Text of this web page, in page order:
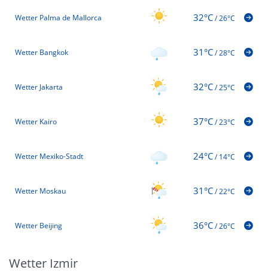
Wetter Palma de Mallorca 32°C/26°C
Wetter Bangkok 31°C/28°C
Wetter Jakarta 32°C/25°C
Wetter Kairo 37°C/23°C
Wetter Mexiko-Stadt 24°C/14°C
Wetter Moskau 31°C/22°C
Wetter Beijing 36°C/26°C
Wetter Izmir